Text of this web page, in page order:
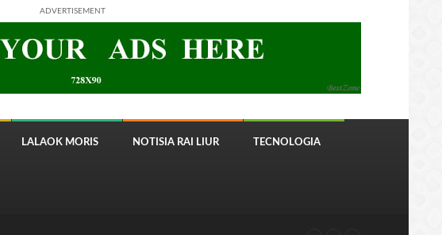
ADVERTISEMENT
LALAOK MORIS NOTISIA RAI LIUR TECNOLOGIA